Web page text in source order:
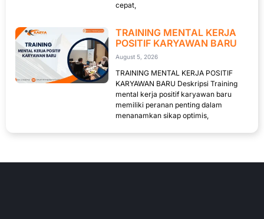
cepat,
TRAINING MENTAL KERJA
POSITIF KARYAWAN BARU
August 5, 2026
TRAINING MENTAL KERJA POSITIF
KARYAWAN BARU Deskripsi Training
mental kerja positif karyawan baru
memiliki peranan penting dalam
menanamkan sikap optimis,